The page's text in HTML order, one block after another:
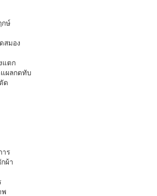
ษ์
สมอง
แตก
ผลกดทับ
ด
ร
ผ้า